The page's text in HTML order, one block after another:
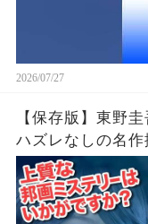
2026/07/27
【保存版】東野
ハズレなしの名